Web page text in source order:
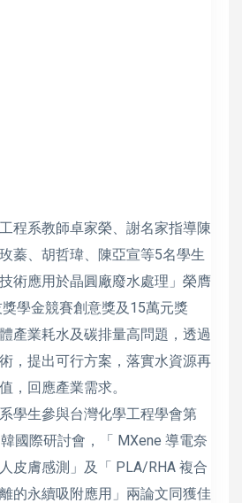
程系教師卓家榮、謝名家指導陳
蓁、胡哲瑋、陳亞宣等5名學生
術應用於晶圓廠廢水處理」榮膺
學金競賽創意獎及15萬元獎
產業耗水及碳排量高問題，透過
，提出可行方案，落實水資源再
，回應產業需求。
學生參與台灣化學工程學會第
國際研討會，「 MXene 導電奈
皮膚感測」及「 PLA/RHA 複合
的永續吸附應用」兩論文同獲佳